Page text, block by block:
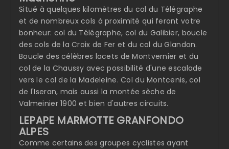
Situé à quelques kilomètres du col du Télégraphe
et de nombreux cols à proximité qui feront votre
bonheur: col du Télégraphe, col du Galibier, boucle
des cols de la Croix de Fer et du col du Glandon.
Boucle des célèbres lacets de Montvernier et du
col de la Chaussy avec possibilité d'une escalade
vers le col de la Madeleine. Col du Montcenis, col
de l'Iseran, mais aussi la montée sèche de
Valmeinier 1900 et bien d'autres circuits.
LEPAPE MARMOTTE GRANFONDO
ALPES
Comme certains des groupes cyclistes ayant